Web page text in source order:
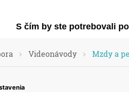
S čím by ste potrebovali
Videonávody Mzdy a